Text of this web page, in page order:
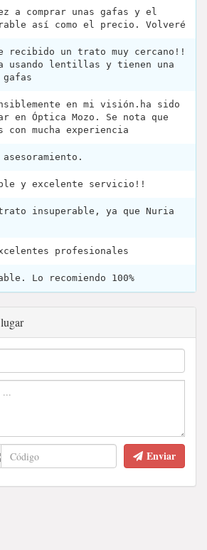
a comprar unas gafas y el
así como el precio. Volveré
recibido un trato muy cercano!!
usando lentillas y tienen una
en mi visión.ha sido
en Óptica Mozo. Se nota que
con mucha experiencia
y excelente servicio!!
insuperable, ya que Nuria
profesionales
Lo recomiendo 100%
Enviar